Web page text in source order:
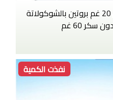
بروتين بار فت سبو ديلوكس 20 غم بروتين بالشوكولاتة
سكر 60 غم
نفذت الكمية